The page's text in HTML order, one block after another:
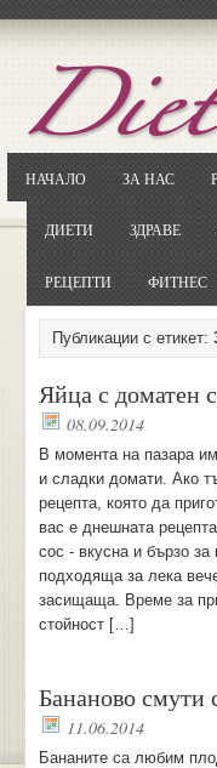
НАЧАЛО ЗА НАС
ДИЕТИ ЗДРАВЕ
РЕЦЕПТИ ФИТНЕС
Публикации с етикет:
Яйца с доматен
08.09.2014
В момента на пазара
и сладки домати. Ако
рецепта, която да
вас е днешната
сос - вкусна и бързо за
подходяща за лека
засищаща. Време за
стойност […]
Бананово смути
11.06.2014
Бананите са любим
Отворете
Потърсете
Кликнете на
... и я въведете в